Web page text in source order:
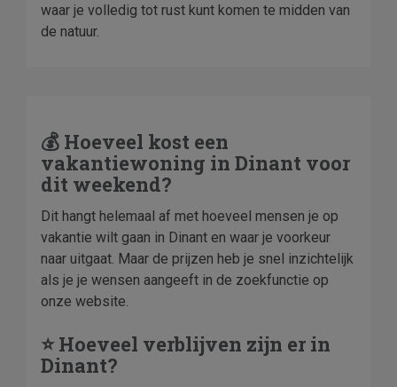
waar je volledig tot rust kunt komen te midden van
de natuur.
💰 Hoeveel kost een
vakantiewoning in Dinant voor
dit weekend?
Dit hangt helemaal af met hoeveel mensen je op
vakantie wilt gaan in Dinant en waar je voorkeur
naar uitgaat. Maar de prijzen heb je snel inzichtelijk
als je je wensen aangeeft in de zoekfunctie op
onze website.
⭐ Hoeveel verblijven zijn er in
Dinant?